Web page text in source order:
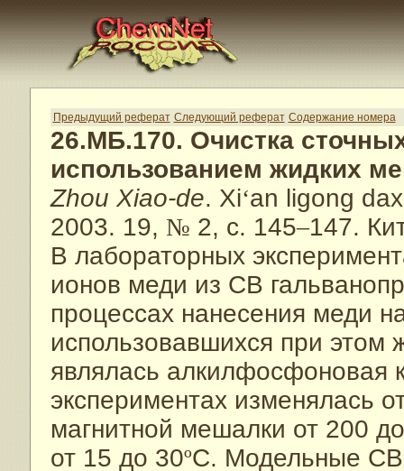
Предыдущий реферат Следующий реферат Содержание номера
26.МБ.170. Очистка
использованием жидких
Zhou Xiao-de. Xi‘an ligong
2003. 19, № 2, с. 145–147.
В лабораторных
ионов меди из СВ
процессах нанесения меди
использовавшихся при этом
являлась алкилфосфоновая
экспериментах изменялась
магнитной мешалки от 200
от 15 до 30ºC. Модельные СВ